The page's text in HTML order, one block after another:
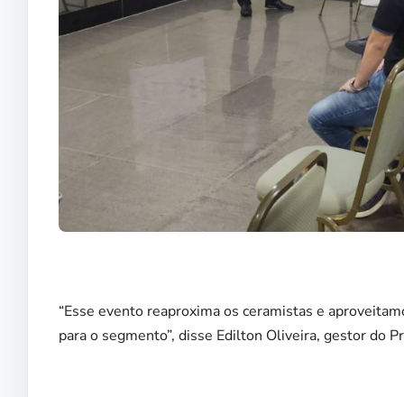
“Esse evento reaproxima os ceramistas e
para o segmento”, disse Edilton Oliveira, gestor do